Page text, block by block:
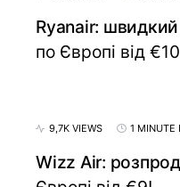
Ryanair:
по Європі від €10
9,7K VIEWS 1 MINUTE
Wizz Air: